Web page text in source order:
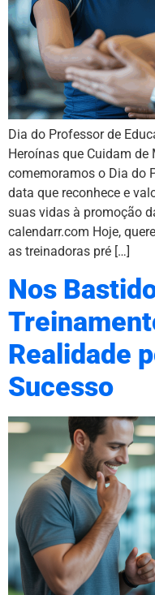
Dia do Professor de
Heroínas que Cuidam de
comemoramos o Dia do
data que reconhece e
suas vidas à promoção
calendarr.com Hoje,
as treinadoras pré […]
Nos
Realidade
Sucesso